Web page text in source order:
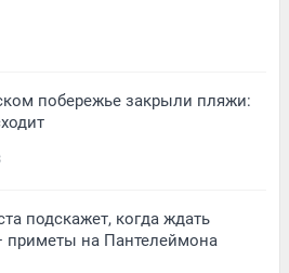
побережье закрыли пляжи:
подскажет, когда ждать
приметы на Пантелеймона